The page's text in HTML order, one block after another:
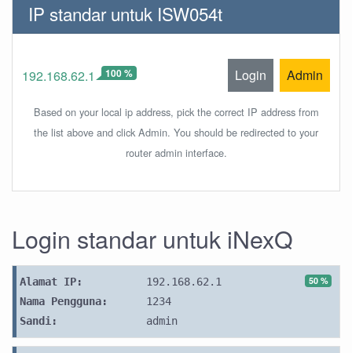
IP standar untuk ISW054t
192.168.62.1 100 % Login Admin
Based on your local ip address, pick the correct IP address from
the list above and click Admin. You should be redirected to your
router admin interface.
Login standar untuk iNexQ
50 %
Alamat IP:
192.168.62.1
Nama Pengguna:
1234
Sandi:
admin